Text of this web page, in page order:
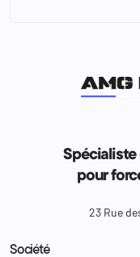
pour
23 Rue
Société